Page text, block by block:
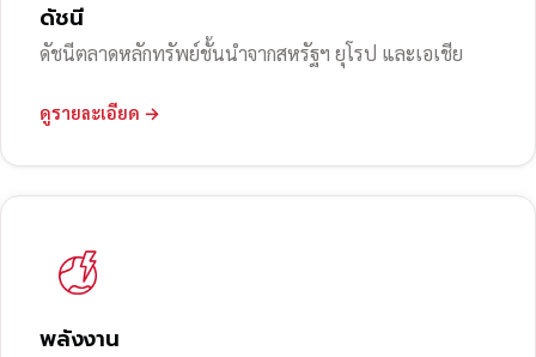
ดัชนี
ดัชนีตลาดหลักทรัพย์ชั้นนำจากสหรัฐฯ ยุโรป และเอเชีย
ดูรายละเอียด →
พลังงาน